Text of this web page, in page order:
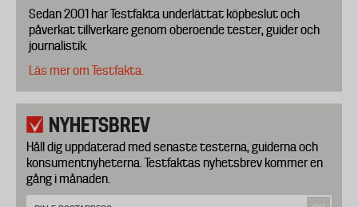
Sedan 2001 har Testfakta underlättat köpbeslut och
påverkat tillverkare genom oberoende tester, guider och
journalistik.
Läs mer om Testfakta.
NYHETSBREV
Håll dig uppdaterad med senaste testerna, guiderna och
konsumentnyheterna. Testfaktas nyhetsbrev kommer en
gång i månaden.